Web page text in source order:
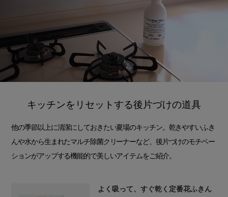
キッチンをリセットする後片づけの道具
他の季節以上に清潔にしておきたい夏場のキッチン。乾きやすいふき
んや水から生まれたマルチ除菌クリーナーなど、後片づけのモチベー
ションがアップする機能的で美しいアイテムをご紹介。
よく吸って、すぐ乾く定番花ふきん